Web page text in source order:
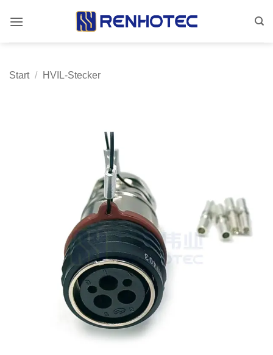
Inhalt
Start / HVIL-Stecker